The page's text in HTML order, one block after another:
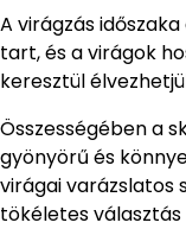
A virágzás
tart, és a virágok
keresztül
Összességében a
gyönyörű és
virágai varázslatos
tökéletes